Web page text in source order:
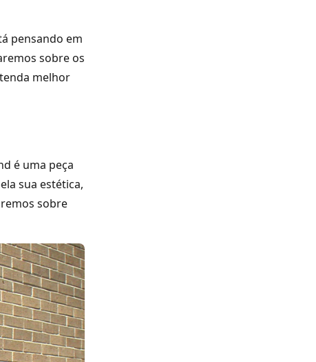
pensando em
sobre os
melhor
é uma peça
sua estética,
sobre